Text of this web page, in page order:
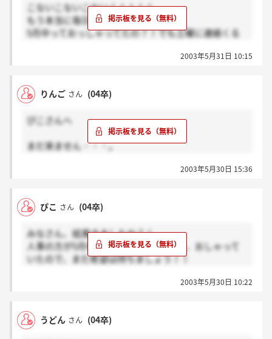
人事のみなさん忙しいのでしょう、気長に待ちます。
落ちても連絡はくると思います！絶対！！
こないこないこない！！！！！
もう本当に毎日心臓が痛い…。
5月中っておっしゃってたの？！でも土曜に連絡くる
と本気でおちたのかなと思うようになってきてて…。
＾）でも最終くらい合否かかわらず連絡ほしいよね。
まさか封書とかないよね？
2003年5月31日 10:15
りんご さん (04卒)
ぴこさんへ
まだ来ません・・・。
9割諦めていました。が、5月中ですか？！2003年5月30日 15:36
ぴこ さん (04卒)
みなさん、結果きましたか？！
人事の方が5月中にはお知らせしますと、おしゃって
いたので、まだ希望は持ちましょう！！
しいなぁヾ(≧∇≦)〃 という妄想をしながら、良い結
2003年5月30日 10:22
うどん さん (04卒)